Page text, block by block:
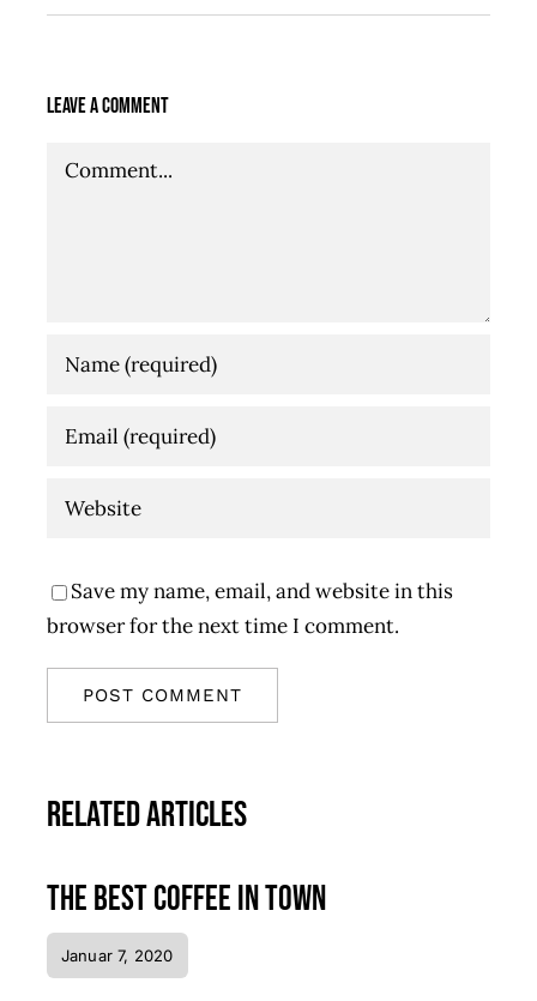
Leave A Comment
Comment
Save my name, email, and website in this
browser for the next time I comment.
Related Articles
The best coffee in town
Januar 7, 2020